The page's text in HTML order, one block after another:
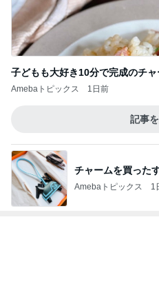
子どもも大好き10分で完成のチ
Amebaトピックス 1日前
記事
チャームを買った
Amebaトピックス 1